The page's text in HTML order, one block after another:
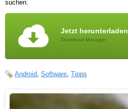
suchen.
Jetzt herunterladen
Download Manager
Android Software Tipps